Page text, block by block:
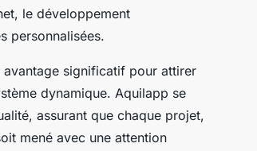
le développement
personnalisées.
significatif pour attirer
dynamique. Aquilapp se
assurant que chaque projet,
mené avec une attention